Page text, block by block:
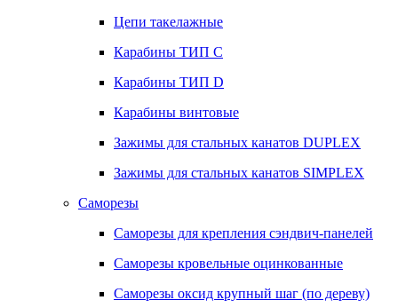
Цепи такелажные
Карабины ТИП C
Карабины ТИП D
Карабины винтовые
Зажимы для стальных канатов DUPLEX
Зажимы для стальных канатов SIMPLEX
Саморезы
Саморезы для крепления сэндвич-панелей
Саморезы кровельные оцинкованные
Саморезы оксид крупный шаг (по дереву)